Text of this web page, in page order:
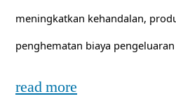
meningkatkan kehandalan,
penghematan biaya pengeluaran
read more